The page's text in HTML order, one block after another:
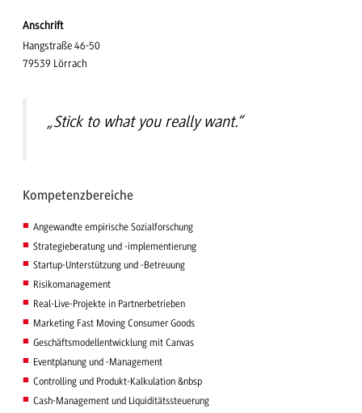
Anschrift
Hangstraße 46-50
79539 Lörrach
„Stick to what you really want.“
Kompetenzbereiche
Angewandte empirische Sozialforschung
Strategieberatung und -implementierung
Startup-Unterstützung und -Betreuung
Risikomanagement
Real-Live-Projekte in Partnerbetrieben
Marketing Fast Moving Consumer Goods
Geschäftsmodellentwicklung mit Canvas
Eventplanung und -Management
Controlling und Produkt-Kalkulation &nbsp
Cash-Management und Liquiditätssteuerung